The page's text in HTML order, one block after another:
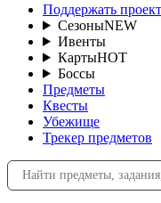
Поддержать проект
СезоныNEW
Ивенты
КартыHOT
Боссы
Предметы
Квесты
Убежище
Трекер предметов